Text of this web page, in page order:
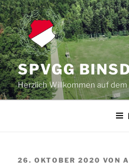
Zum
Inhalt
springen
SPVGG
Herzlich Willkommen auf
VERÖFFENTLICHT
26. OKTOBER 2020 VON